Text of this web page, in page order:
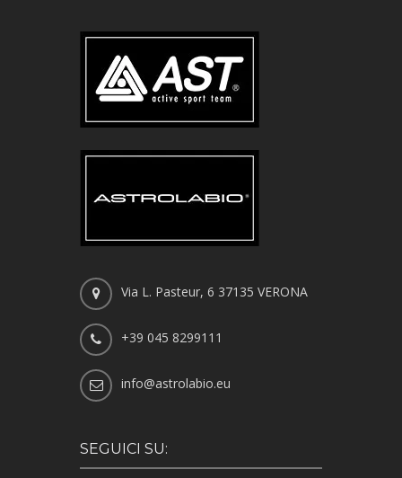
Via L. Pasteur, 6 37135 VERONA
+39 045 8299111
info@astrolabio.eu
SEGUICI SU: